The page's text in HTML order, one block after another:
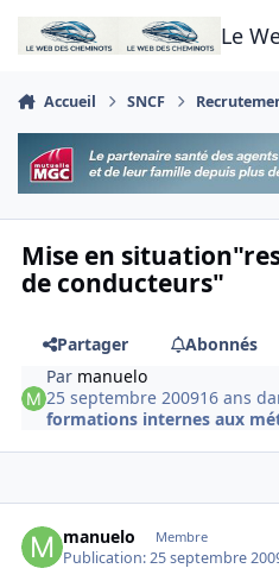
Aller au contenu
Le
Accueil SNCF
Mise en
de conducteurs"
Partager
Abonnés
Par manuelo
25 septembre 200916 ans
formations internes aux
manuelo Membre
Publication:25 septembre